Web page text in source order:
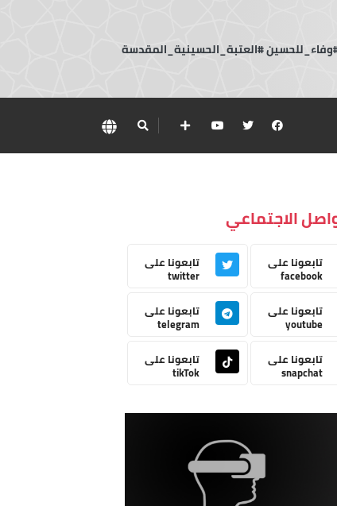
#العتبة_الحسينية_المقدسة
الاجتماعي
تابعونا على
facebook
تابعونا على
twitter
تابعونا على
youtube
تابعونا على
telegram
تابعونا على
snapchat
تابعونا على
tikTok